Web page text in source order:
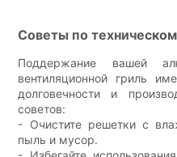
Советы по
Поддержание вашей
вентиляционной гриль
долговечности и
советов:
- Очистите решетки с
пыль и мусор.